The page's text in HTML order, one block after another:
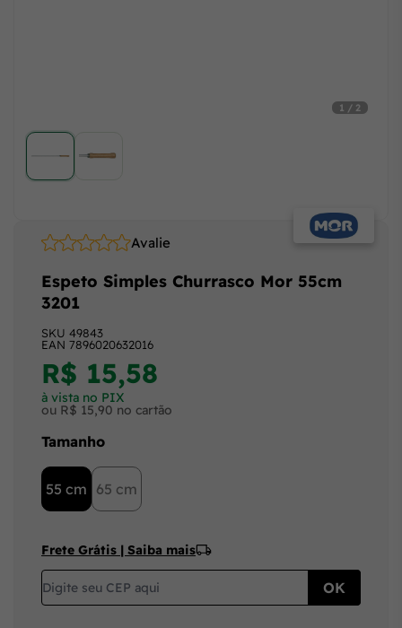
1 / 2
Avalie
SKU 49843
EAN 7896020632016
Espeto Simples Churrasco Mor 55cm
3201
R$ 15,58
à vista no PIX
ou R$ 15,90 no cartão
Frete Grátis | Saiba mais
Tamanho
55 cm 65 cm